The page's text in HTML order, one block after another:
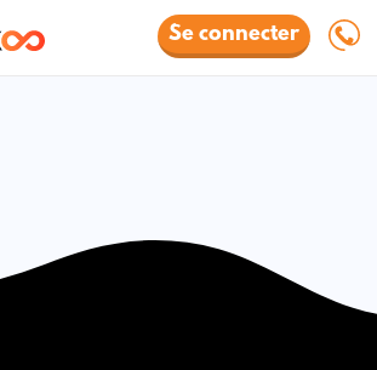
Se connecter